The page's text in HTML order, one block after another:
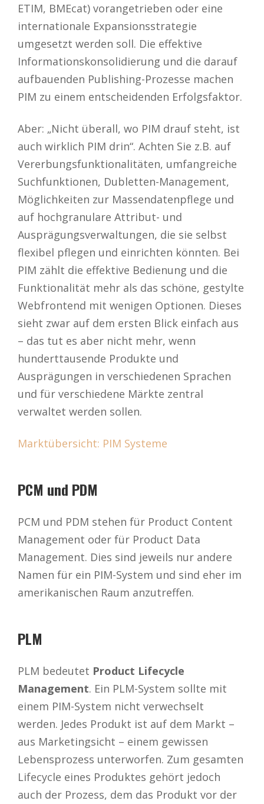
ETIM, BMEcat) vorangetrieben oder eine
internationale Expansionsstrategie
umgesetzt werden soll. Die effektive
Informationskonsolidierung und die darauf
aufbauenden Publishing-Prozesse machen
PIM zu einem entscheidenden Erfolgsfaktor.
Aber: „Nicht überall, wo PIM drauf steht, ist
auch wirklich PIM drin“. Achten Sie z.B. auf
Vererbungsfunktionalitäten, umfangreiche
Suchfunktionen, Dubletten-Management,
Möglichkeiten zur Massendatenpflege und
auf hochgranulare Attribut- und
Ausprägungsverwaltungen, die sie selbst
flexibel pflegen und einrichten könnten. Bei
PIM zählt die effektive Bedienung und die
Funktionalität mehr als das schöne, gestylte
Webfrontend mit wenigen Optionen. Dieses
sieht zwar auf dem ersten Blick einfach aus
– das tut es aber nicht mehr, wenn
hunderttausende Produkte und
Ausprägungen in verschiedenen Sprachen
und für verschiedene Märkte zentral
verwaltet werden sollen.
Marktübersicht: PIM Systeme
PCM und PDM
PCM und PDM stehen für Product Content
Management oder für Product Data
Management. Dies sind jeweils nur andere
Namen für ein PIM-System und sind eher im
amerikanischen Raum anzutreffen.
PLM
PLM bedeutet Product Lifecycle
Management. Ein PLM-System sollte mit
einem PIM-System nicht verwechselt
werden. Jedes Produkt ist auf dem Markt –
aus Marketingsicht – einem gewissen
Lebensprozess unterworfen. Zum gesamten
Lifecycle eines Produktes gehört jedoch
auch der Prozess, dem das Produkt vor der